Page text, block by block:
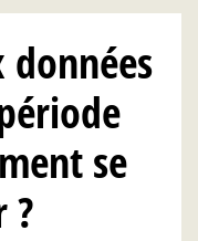
N
I
L
données
se
?